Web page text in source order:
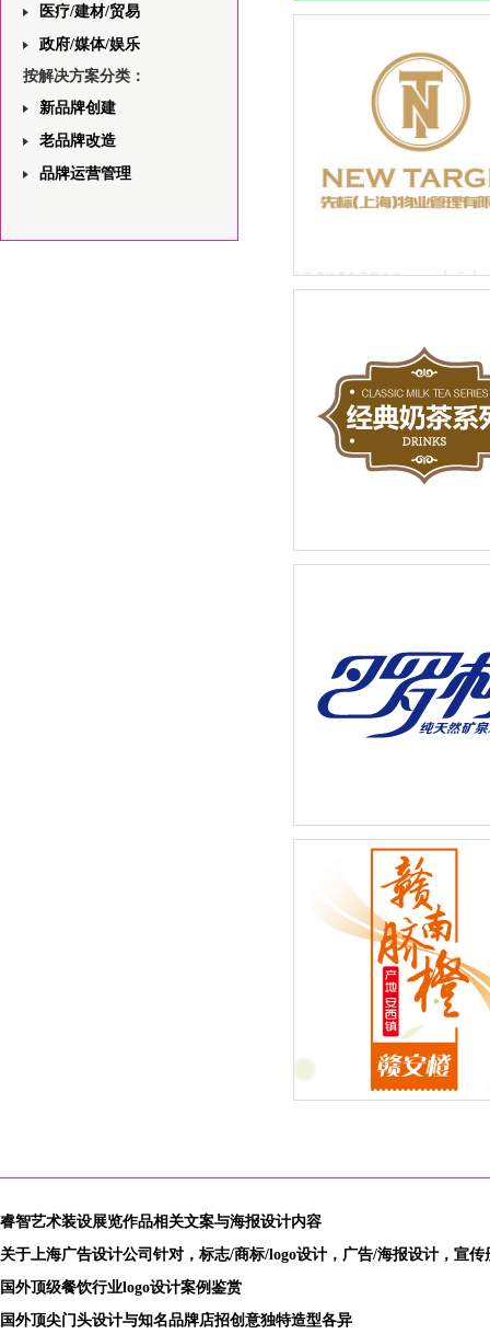
医疗/建材/贸易
政府/媒体/娱乐
按解决方案分类：
新品牌创建
老品牌改造
品牌运营管理
飞利浦一站式安防领域解
先标（上海）物业管理有
奶茶店招牌饮品宣传广告
巴罗柯矿泉水系列-新品包
睿智艺术装设展览作品相关文案与海报设计内容
关于上海广告设计公司针对，标志/商标/logo设计，广告/海报设计，宣
国外顶级餐饮行业logo设计案例鉴赏
国外顶尖门头设计与知名品牌店招创意独特造型各异